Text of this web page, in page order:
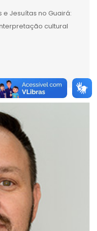
Jesuítas no Guairá:
cultural